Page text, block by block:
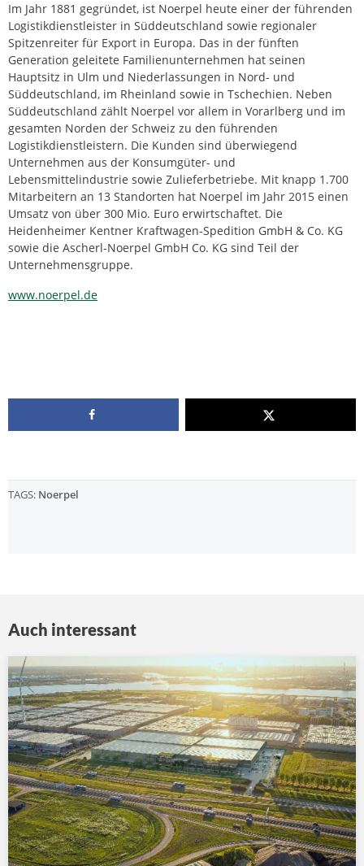
Im Jahr 1881 gegründet, ist Noerpel heute einer der führenden
Logistikdienstleister in Süddeutschland sowie regionaler
Spitzenreiter für Export in Europa. Das in der fünften
Generation geleitete Familienunternehmen hat seinen
Hauptsitz in Ulm und Niederlassungen in Nord- und
Süddeutschland, im Rheinland sowie in Tschechien. Neben
Süddeutschland zählt Noerpel vor allem in Vorarlberg und im
gesamten Norden der Schweiz zu den führenden
Logistikdienstleistern. Die Kunden sind überwiegend
Unternehmen aus der Konsumgüter- und
Lebensmittelindustrie sowie Zulieferbetriebe. Mit knapp 1.700
Mitarbeitern an 13 Standorten hat Noerpel im Jahr 2015 einen
Umsatz von über 300 Mio. Euro erwirtschaftet. Die
Heidenheimer Kentner Kraftwagen-Spedition GmbH & Co. KG
sowie die Ascherl-Noerpel GmbH Co. KG sind Teil der
Unternehmensgruppe.
www.noerpel.de
TAGS: Noerpel
Auch interessant